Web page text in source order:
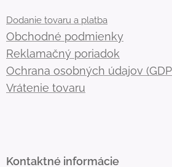
Dodanie tovaru a platba
Obchodné podmienky
Reklamačný poriadok
Ochrana osobných údajov
Vrátenie tovaru
Kontaktné informácie